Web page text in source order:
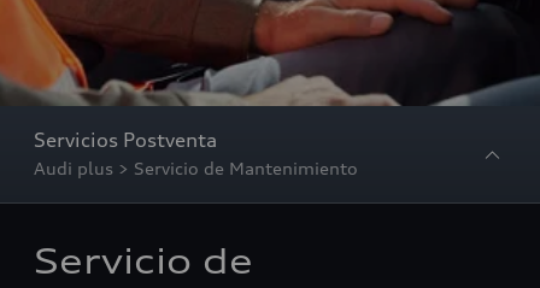
Servicios Postventa
Audi plus > Servicio de Mantenimiento
Servicio de